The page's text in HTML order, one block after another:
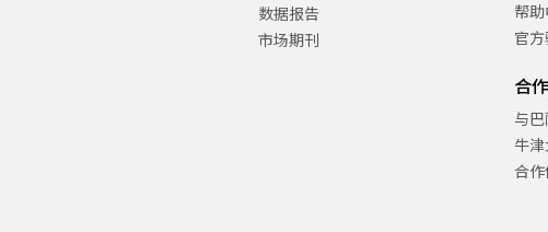
数据报告
市场期刊
帮
官
合
与
牛
合